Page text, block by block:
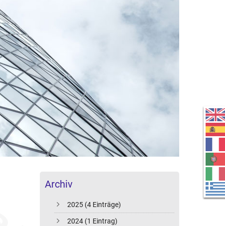
Archiv
2025 (4 Einträge)
2024 (1 Eintrag)